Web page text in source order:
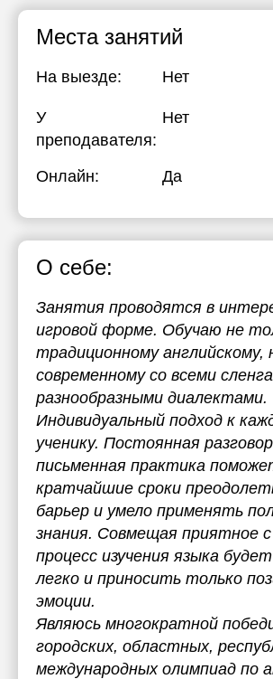
Места занятий
На выезде: Нет
У
преподавателя:
Нет
Онлайн: Да
О себе:
Занятия проводятся в
игровой форме. Обучаю не
традиционному английскому,
современному со всеми
разнообразными диалектами.
Индивидуальный подход к
ученику. Постоянная
письменная практика
кратчайшие сроки
барьер и умело применять
знания. Совмещая приятное
процесс изучения языка
легко и приносить только
эмоции.
Являюсь многократной
городских, областных,
международных олимпиад по